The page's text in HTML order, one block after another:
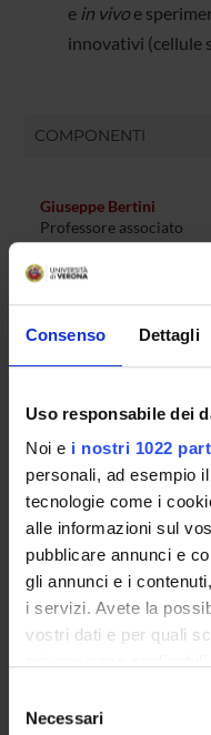
Consenso Dettagli
Uso responsabile dei
Noi e i nostri 1022
personali, ad esempio
tecnologie come i
alle informazioni sul
pubblicare annunci e
gli annunci e i
i servizi. Avete la
vostri dati e per quali
modificare o revocare il
delNecessari
e in vivoe
innovativi (cellule
COMPONENTI
Giuseppe Bertini
Professore associato
Raffaella Mariotti
Professore associato
Professore ordinario
medicina di innovazione)
COMPETENZE
PROGETTI
ATTIVITÀ
Antropometria e